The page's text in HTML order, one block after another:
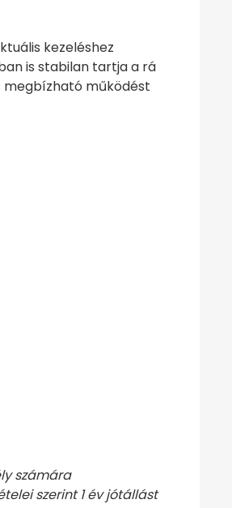
kezeléshez
is stabilan tartja a rá
megbízható működést
számára
szerint 1 év jótállást